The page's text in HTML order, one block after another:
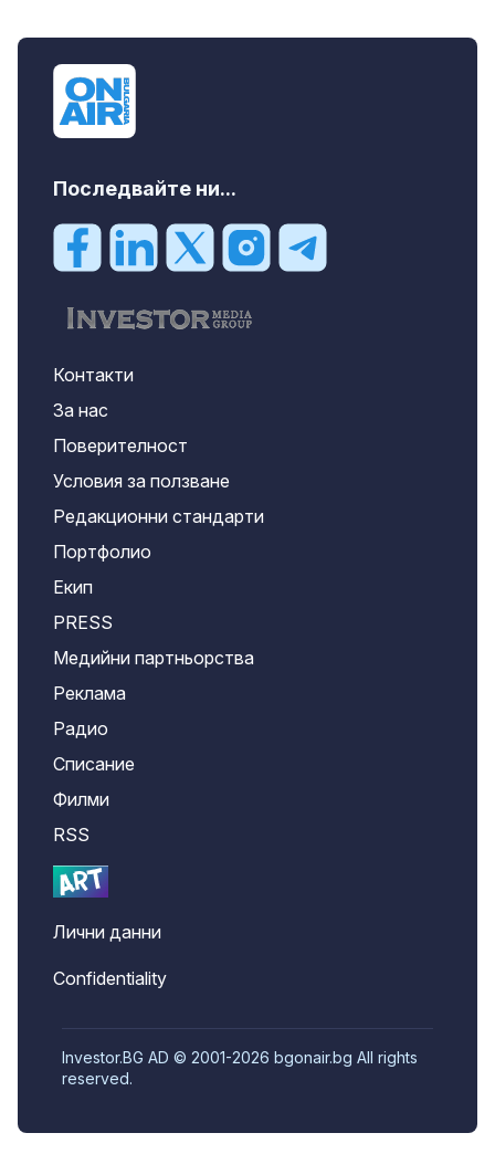
Последвайте ни...
Контакти
За нас
Поверителност
Условия за ползване
Редакционни стандарти
Портфолио
Екип
PRESS
Медийни партньорства
Реклама
Радио
Списание
Филми
RSS
Лични данни
Confidentiality
Investor.BG AD © 2001-2026 bgonair.bg All rights
reserved.